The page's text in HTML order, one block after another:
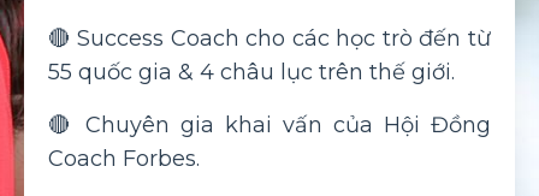
🔴 Success Coach cho các học trò đến từ
55 quốc gia & 4 châu lục trên thế giới.
🔴 Chuyên gia khai vấn của Hội Đồng
Coach Forbes.